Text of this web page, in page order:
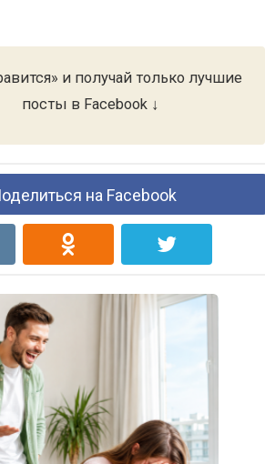
и получай только лучшие
посты в Facebook ↓
на Facebook